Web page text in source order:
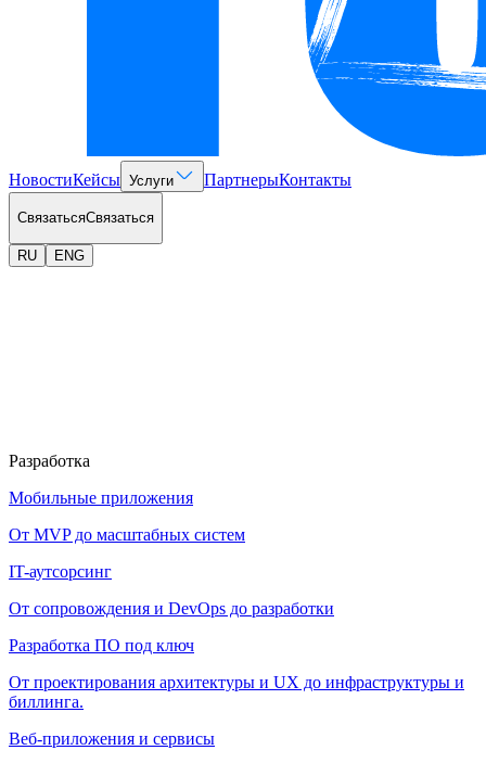
НовостиКейсы Услуги ПартнерыКонтакты
СвязатьсяСвязаться
RU ENG
Разработка
Мобильные приложения
От MVP до масштабных систем
IT-аутсорсинг
От сопровождения и DevOps до разработки
Разработка ПО под ключ
От проектирования архитектуры и UX до инфраструктуры и
биллинга.
Веб-приложения и сервисы